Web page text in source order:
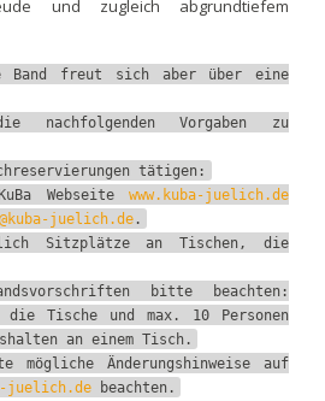
und zugleich abgrundtiefem
freut sich aber über eine
nachfolgenden Vorgaben zu
tätigen:
Webseitewww.kuba-juelich.de
juelich.de.
Sitzplätze an Tischen, die
bitte beachten:
Tische und max. 10 Personen
an einem Tisch.
mögliche Änderungshinweise auf
juelich.debeachten.